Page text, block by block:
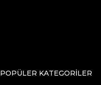
POPÜLER KATEGORİLER